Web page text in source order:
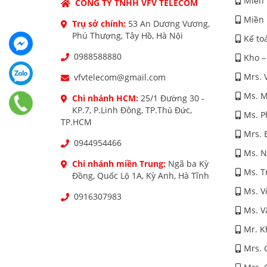
CÔNG TY TNHH VFV TELECOM
Trụ sở chính: 53 An Dương Vương,
Phú Thượng, Tây Hồ, Hà Nội
0988588880
vfvtelecom@gmail.com
Chi nhánh HCM: 25/1 Đường 30 -
KP.7, P.Linh Đông, TP.Thủ Đức,
TP.HCM
0944954466
Chi nhánh miền Trung: Ngã ba Kỳ
Đồng, Quốc Lộ 1A, Kỳ Anh, Hà Tĩnh
0916307983
Miền
Kế
Kho
Mrs.
Ms.
Ms.
Mrs.
Ms.
Ms.
Ms.
Ms.
Mr.
Mrs.